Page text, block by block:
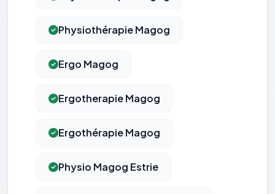
Physiothérapie Magog
Ergo Magog
Ergotherapie Magog
Ergothérapie Magog
Physio Magog Estrie